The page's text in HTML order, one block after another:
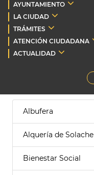
AYUNTAMIENTO
LA CIUDAD
TRÁMITES
ATENCIÓN CIUDADANA
ACTUALIDAD
Albufera
Alquería de Solache
Bienestar Social